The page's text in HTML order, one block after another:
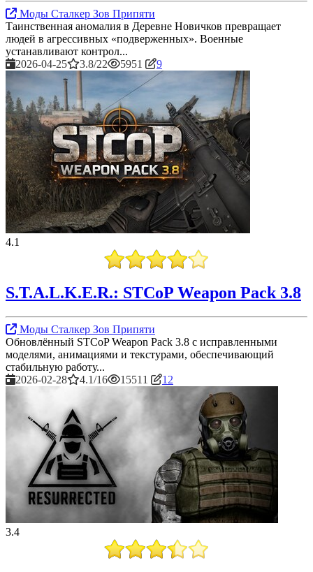
Моды Сталкер Зов Припяти
Таинственная аномалия в Деревне Новичков превращает
людей в агрессивных «подверженных». Военные
устанавливают контрол...
2026-04-25
3.8/22 5951 9
4.1
S.T.A.L.K.E.R.: STCoP Weapon Pack 3.8
Моды Сталкер Зов Припяти
Обновлённый STCoP Weapon Pack 3.8 с исправленными
моделями, анимациями и текстурами, обеспечивающий
стабильную работу...
2026-02-28
4.1/16 15511 12
3.4